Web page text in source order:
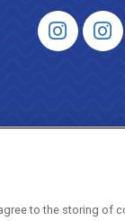
to the storing of